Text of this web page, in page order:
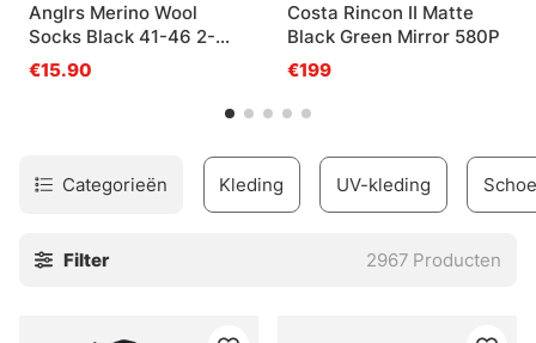
Anglrs Merino Wool
Socks Black 41-46 2-
pack
€15.90
Costa Rincon II Matte
Black Green Mirror 580P
€199
Categorieën Kleding UV-kleding
Filter 2967 Producten